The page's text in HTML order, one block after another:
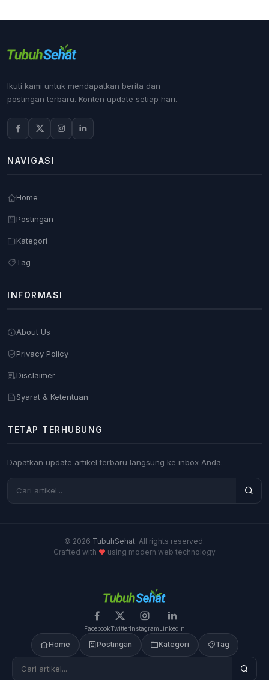
Ikuti kami untuk mendapatkan berita dan
postingan terbaru. Konten update setiap hari.
NAVIGASI
Home
Postingan
Kategori
Tag
INFORMASI
About Us
Privacy Policy
Disclaimer
Syarat & Ketentuan
TETAP TERHUBUNG
Dapatkan update artikel terbaru langsung ke inbox Anda.
© 2026 TubuhSehat. All rights reserved.
Crafted with
using modern web technology
FacebookTwitterInstagramLinkedIn
Home Postingan Kategori Tag